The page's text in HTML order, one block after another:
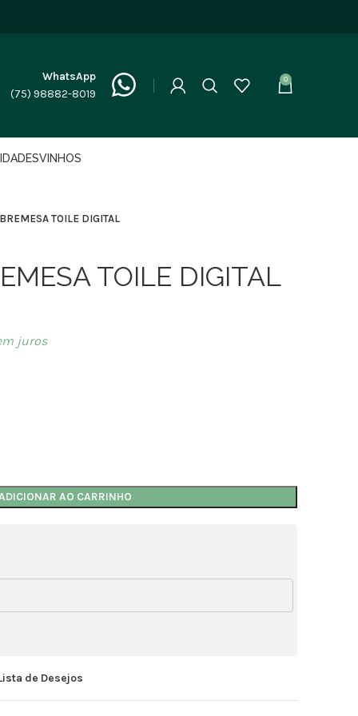
WhatsApp
(75) 98882-8019
0
VINHOS
TOILE DIGITAL
TOILE DIGITAL
juros
AO CARRINHO
de Desejos